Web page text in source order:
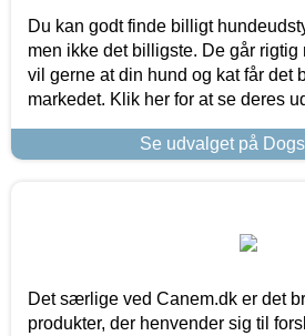
Du kan godt finde billigt
men ikke det billigste. De går rigtig
vil gerne at din hund og kat får det
markedet. Klik her for at se deres
Se udvalget på
Det særlige ved Canem.dk er det
produkter, der henvender sig til